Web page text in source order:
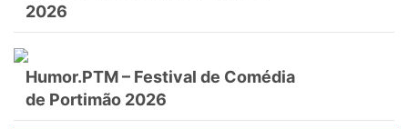
2026
Humor.PTM – Festival de Comédia
de Portimão 2026